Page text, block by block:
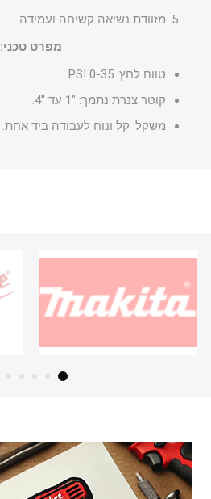
מזוודת נשיאה קשיחה ועמידה.
מפרט טכני:
טווח לחץ: 0-35 PSI.
קוטר צנרת נתמך: "1 עד "4.
משקל: קל ונוח לעבודה ביד אחת.